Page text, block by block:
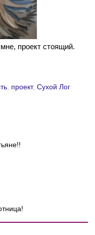
проект стоящий.
, проект, Сухой Лог